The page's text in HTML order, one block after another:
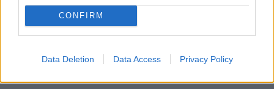
CONFIRM
Data Deletion Data Access Privacy Policy